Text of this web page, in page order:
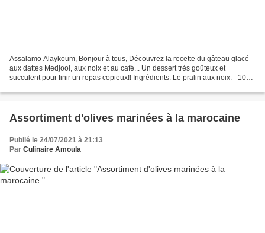
Assalamo Alaykoum, Bonjour à tous, Découvrez la recette du gâteau glacé
aux dattes Medjool, aux noix et au café... Un dessert très goûteux et
succulent pour finir un repas copieux!! Ingrédients: Le pralin aux noix: - 100
Assortiment d'olives marinées à la marocaine
Publié le 24/07/2021 à 21:13
Par Culinaire Amoula